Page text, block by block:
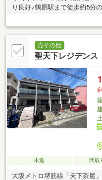
り良好♪鶴原駅まで徒歩約5分
売その他
聖天下レジデンス
木造 間取
大阪メトロ堺筋線「天下茶屋